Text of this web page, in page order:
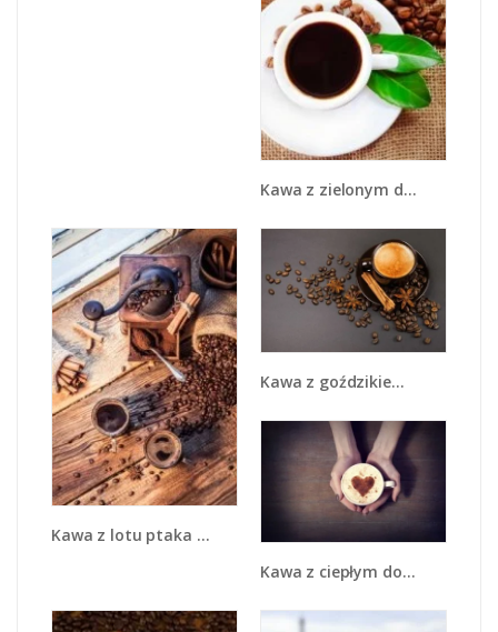
Kawa z zielonym dodatkiem - JN642
Kawa z lotu ptaka - JN538
Kawa z goździkiem - JN349
Kawa z ciepłym dotykiem - JN548